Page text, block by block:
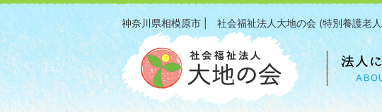
神奈川県相模原市 | 社会福祉法人大地の会 (特別養護老